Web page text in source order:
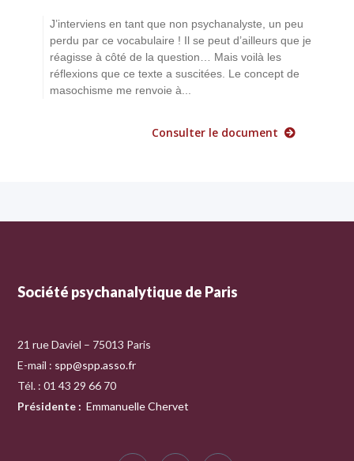
J’interviens en tant que non psychanalyste, un peu
perdu par ce vocabulaire ! Il se peut d’ailleurs que je
réagisse à côté de la question… Mais voilà les
réflexions que ce texte a suscitées. Le concept de
masochisme me renvoie à...
Consulter le document
Société psychanalytique de Paris
21 rue Daviel – 75013 Paris
E-mail : spp@spp.asso.fr
Tél. : 01 43 29 66 70
Présidente : Emmanuelle Chervet